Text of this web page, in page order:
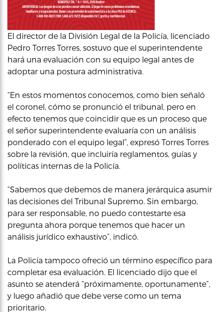
El director de la División Legal de la Policía, licenciado
Pedro Torres Torres, sostuvo que el superintendente
hará una evaluación con su equipo legal antes de
adoptar una postura administrativa.
“En estos momentos conocemos, como bien señaló
el coronel, cómo se pronunció el tribunal, pero en
efecto tenemos que coincidir que es un proceso que
el señor superintendente evaluaría con un análisis
ponderado con el equipo legal”, expresó Torres Torres
sobre la revisión, que incluiría reglamentos, guías y
políticas internas de la Policía.
“Sabemos que debemos de manera jerárquica asumir
las decisiones del Tribunal Supremo. Sin embargo,
para ser responsable, no puedo contestarte esa
pregunta ahora porque tenemos que hacer un
análisis jurídico exhaustivo”, indicó.
La Policía tampoco ofreció un término específico para
completar esa evaluación. El licenciado dijo que el
asunto se atenderá “próximamente, oportunamente”,
y luego añadió que debe verse como un tema
prioritario.